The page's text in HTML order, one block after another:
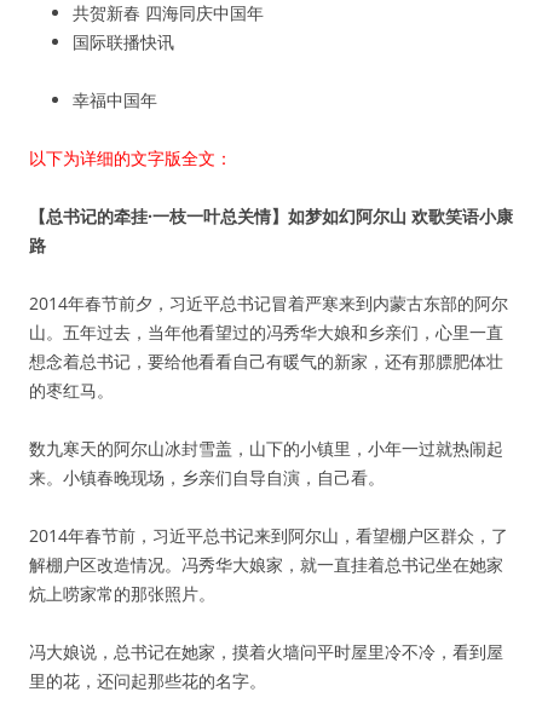
共贺新春 四海同庆中国年
国际联播快讯
幸福中国年
以下为详细的文字版全文：
【总书记的牵挂·一枝一叶总关情】如梦如幻阿尔山 欢歌笑语小康
路
2014年春节前夕，习近平总书记冒着严寒来到内蒙古东部的阿尔
山。五年过去，当年他看望过的冯秀华大娘和乡亲们，心里一直
想念着总书记，要给他看看自己有暖气的新家，还有那膘肥体壮
的枣红马。
数九寒天的阿尔山冰封雪盖，山下的小镇里，小年一过就热闹起
来。小镇春晚现场，乡亲们自导自演，自己看。
2014年春节前，习近平总书记来到阿尔山，看望棚户区群众，了
解棚户区改造情况。冯秀华大娘家，就一直挂着总书记坐在她家
炕上唠家常的那张照片。
冯大娘说，总书记在她家，摸着火墙问平时屋里冷不冷，看到屋
里的花，还问起那些花的名字。